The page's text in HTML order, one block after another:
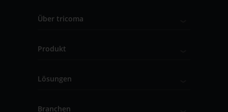
Über tricoma
Produkt
Lösungen
Branchen